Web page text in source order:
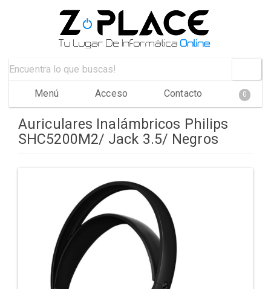
Menú Acceso Contacto 0
Auriculares Inalámbricos Philips
SHC5200M2/ Jack 3.5/ Negros